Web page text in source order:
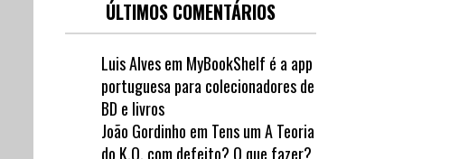
ÚLTIMOS COMENTÁRIOS
Luis Alvesem MyBookShelf é a app
portuguesa para colecionadores de
BD e livros
João Gordinho em Tens um A Teoria
do K.O. com defeito? O que fazer?